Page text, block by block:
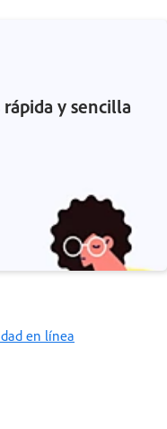
y sencilla
en línea